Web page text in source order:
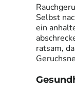
Selbst
ein
ratsam,